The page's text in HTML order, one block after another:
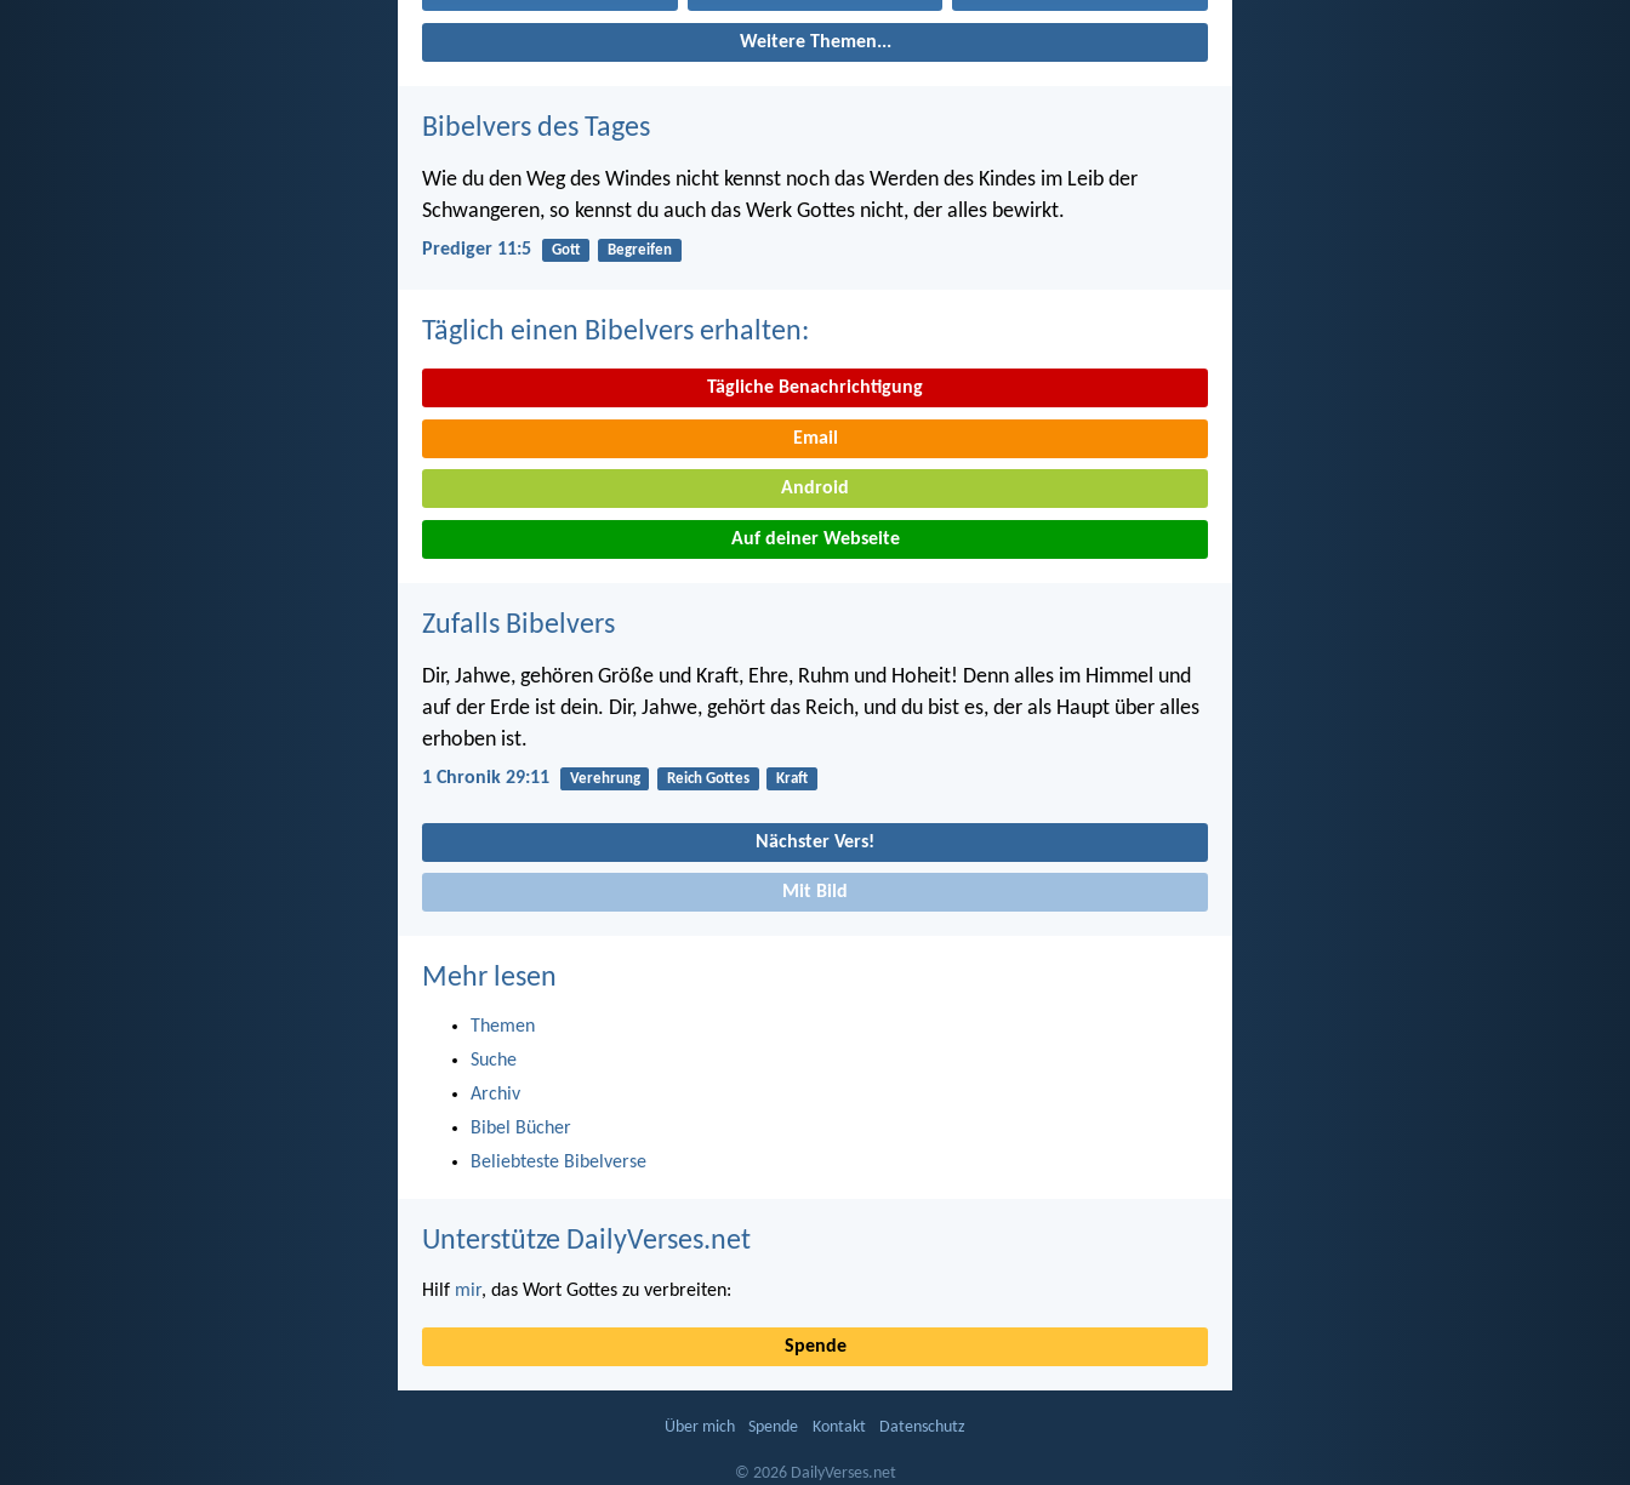
Weitere Themen...
Bibelvers des Tages
Wie du den Weg des Windes nicht kennst noch das Werden des Kindes im Leib der
Schwangeren, so kennst du auch das Werk Gottes nicht, der alles bewirkt.
Prediger 11:5 Gott Begreifen
Täglich einen Bibelvers erhalten:
Tägliche Benachrichtigung
Email
Android
Auf deiner Webseite
Zufalls Bibelvers
Dir, Jahwe, gehören Größe und Kraft, Ehre, Ruhm und Hoheit! Denn alles im Himmel und
auf der Erde ist dein. Dir, Jahwe, gehört das Reich, und du bist es, der als Haupt über alles
erhoben ist.
1 Chronik 29:11 Verehrung Reich Gottes Kraft
Nächster Vers!
Mit Bild
Mehr lesen
Themen
Suche
Archiv
Bibel Bücher
Beliebteste Bibelverse
Unterstütze DailyVerses.net
Hilf mir, das Wort Gottes zu verbreiten:
Spende
Über mich Spende Kontakt Datenschutz
© 2026 DailyVerses.net